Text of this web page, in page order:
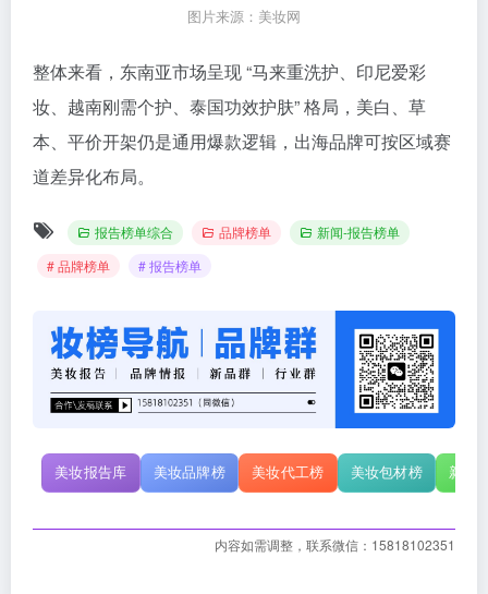
图片来源：美妆网
整体来看，东南亚市场呈现 “马来重洗护、印尼爱彩
妆、越南刚需个护、泰国功效护肤” 格局，美白、草
本、平价开架仍是通用爆款逻辑，出海品牌可按区域赛
道差异化布局。
报告榜单综合 品牌榜单
新闻-报告榜单
# 品牌榜单
# 报告榜单
美妆报告库 美妆品牌榜 美妆代工榜 美妆包材榜 新原
内容如需调整，联系微信：15818102351